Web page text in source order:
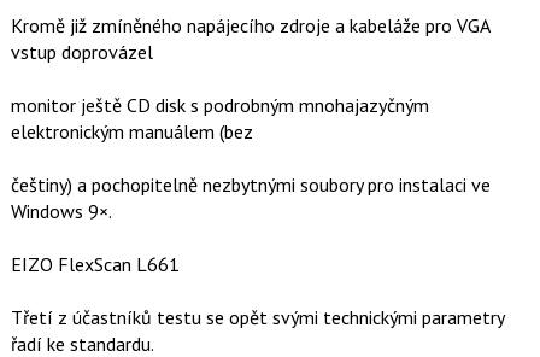
Kromě již zmíněného napájecího zdroje a kabeláže pro VGA
vstup doprovázel
monitor ještě CD disk s podrobným mnohajazyčným
elektronickým manuálem (bez
češtiny) a pochopitelně nezbytnými soubory pro instalaci ve
Windows 9×.
EIZO FlexScan L661
Třetí z účastníků testu se opět svými technickými parametry
řadí ke standardu.